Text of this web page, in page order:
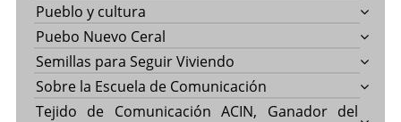
Pueblo y cultura
Puebo Nuevo Ceral
Semillas para Seguir Viviendo
Sobre la Escuela de Comunicación
Tejido de Comunicación ACIN, Ganador del